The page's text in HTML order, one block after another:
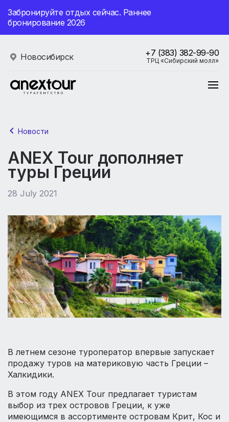
Забронируйте отдых сейчас. Раннее
бронирование 2026
Новосибирск +7 (383) 382-99-90
ТРЦ «Сибирский молл»
Новости
ANEX Tour дополняет
туры Греции
28 July 2021
В летнем сезоне туроператор впервые запускает
продажу туров на материковую часть Греции –
Халкидики.
В этом году ANEX Tour предлагает туристам
выбор из трех островов Греции, к уже
имеющимся в ассортименте островам Крит, Кос и